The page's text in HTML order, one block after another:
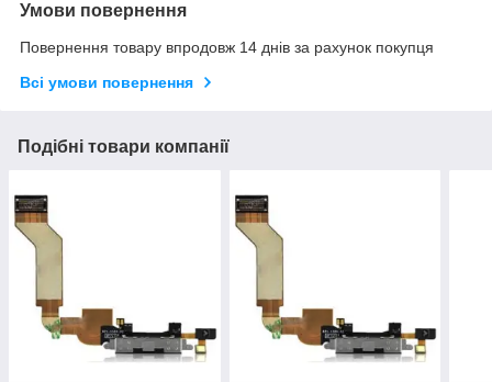
Умови повернення
Повернення товару впродовж 14 днів за рахунок покупця
Всі умови повернення
Подібні товари компанії